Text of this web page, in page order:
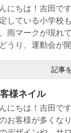
にちは！吉田で
している小学校
雨マークが現れ
うり、運動会が
記事
様ネイル
にちは！吉田で
のお客様が多く